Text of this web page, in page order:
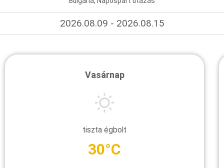
2026.08.09 - 2026.08.15
Vasárnap
tiszta égbolt
30°C